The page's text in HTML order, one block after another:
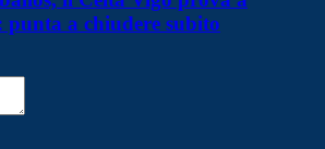
a chiudere subito